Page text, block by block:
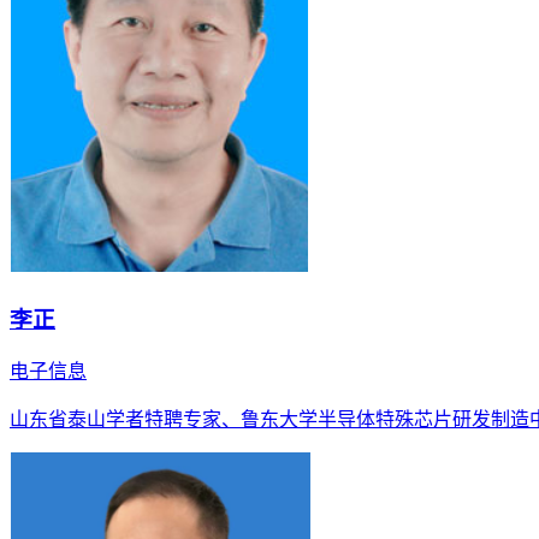
李正
电子信息
山东省泰山学者特聘专家、鲁东大学半导体特殊芯片研发制造